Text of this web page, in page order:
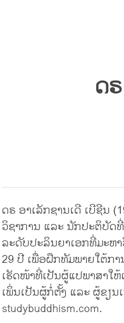
ດ
ດຣ ອາເລັກຊານເດີ ເບີຊີນ
ວິຊາການ ແລະ ນັກປະຕິບັດ
ລະດັບປະລິນຍາເອກທີ່ມະຫ
29 ປີ ເພື່ອຝຶກທັມພາຍໃຕ້ກ
ເຮັດໜ້າທີ່ເປັນຜູ້ແປພາສາໃຫ້
ເພິ່ນເປັນຜູ້ກໍ່ຕັ້ງ ແລະ ຜູ້ຂຽ
studybuddhism.com.